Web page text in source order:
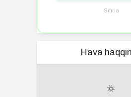
Sıfırla
Hava